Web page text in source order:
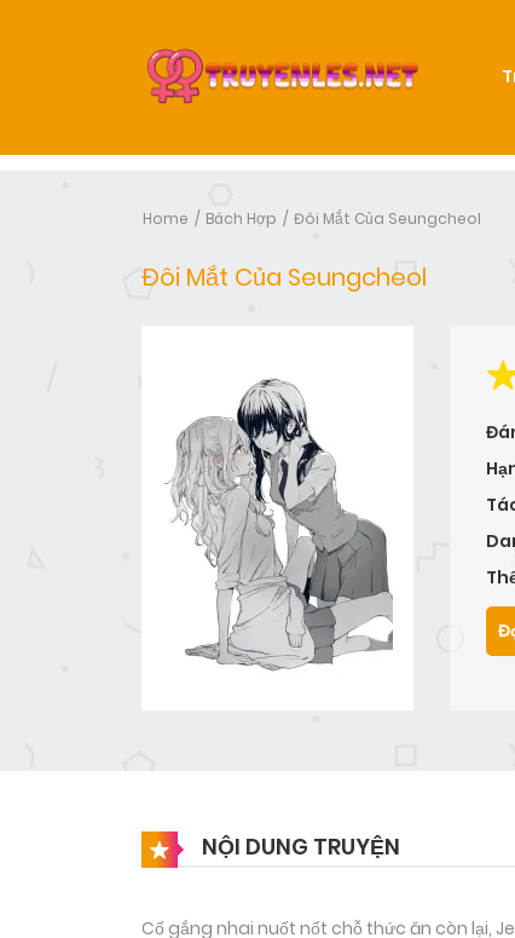
Home Bách Hợp Đôi Mắt Của Seungcheol
Đôi Mắt Của Seungcheol
NỘI DUNG TRUYỆN
Cố gắng nhai nuốt nốt chỗ thức ăn còn lại,